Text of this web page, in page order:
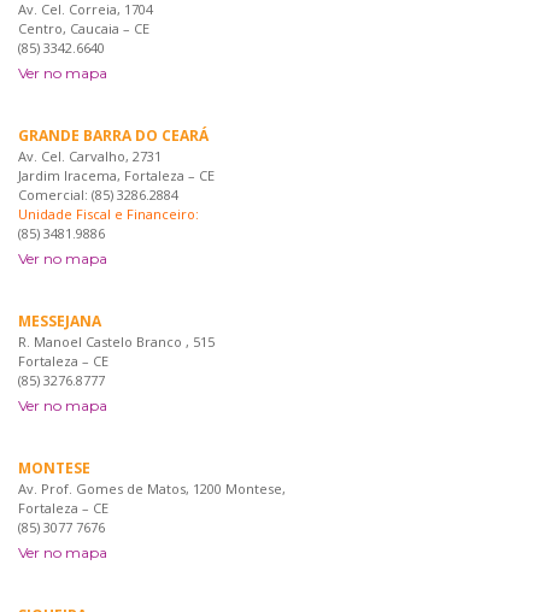
Av. Cel. Correia, 1704
Centro, Caucaia – CE
(85) 3342.6640
Ver no mapa
GRANDE BARRA DO CEARÁ
Av. Cel. Carvalho, 2731
Jardim Iracema, Fortaleza – CE
Comercial: (85) 3286.2884
Unidade Fiscal e Financeiro:
(85) 3481.9886
Ver no mapa
MESSEJANA
R. Manoel Castelo Branco , 515
Fortaleza – CE
(85) 3276.8777
Ver no mapa
MONTESE
Av. Prof. Gomes de Matos, 1200 Montese,
Fortaleza – CE
(85) 3077 7676
Ver no mapa